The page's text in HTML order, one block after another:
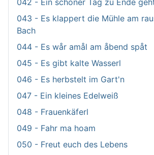
042 - Ein schöner Tag zu Ende
043 - Es klappert die Mühle am
Bach
044 - Es wår amål am åbend spåt
045 - Es gibt kalte Wasserl
046 - Es herbstelt im Gart'n
047 - Ein kleines Edelweiß
048 - Frauenkäferl
049 - Fahr ma hoam
050 - Freut euch des Lebens